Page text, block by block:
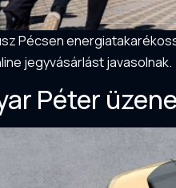
Pécsen
jegyvásárlást javasolnak.
Péter